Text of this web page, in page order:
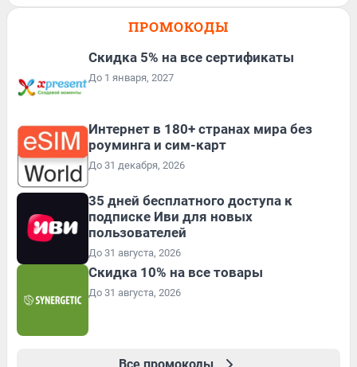
ПРОМОКОДЫ
Скидка 5% на все сертификаты
До 1 января, 2027
Интернет в 180+ странах мира без
роуминга и сим-карт
До 31 декабря, 2026
35 дней бесплатного доступа к
подписке Иви для новых
пользователей
До 31 августа, 2026
Скидка 10% на все товары
До 31 августа, 2026
Все промокоды